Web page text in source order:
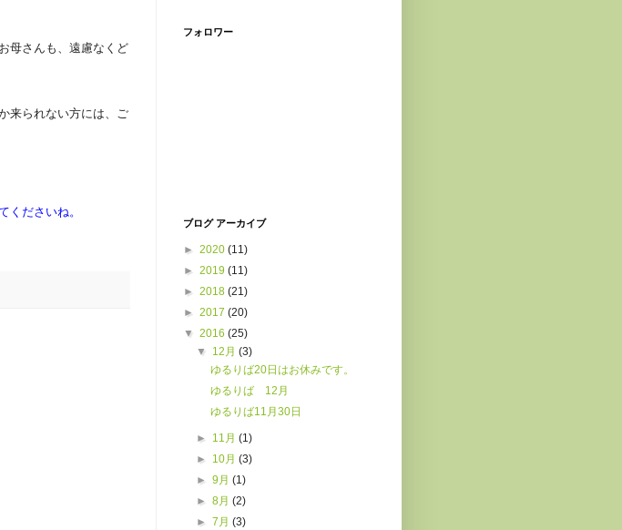
母さんも、遠慮なくど
来られない方には、ご
くださいね。
フォロワー
ブログ アーカイブ
► 2020 (11)
► 2019 (11)
► 2018 (21)
► 2017 (20)
▼ 2016 (25)
▼ 12月(3)
ゆるりば20日はお休みです。
ゆるりば 12月
ゆるりば11月30日
► 11月(1)
► 10月(3)
►9月(1)
►8月(2)
►7月(3)